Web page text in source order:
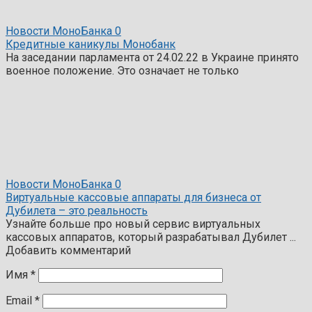
Новости МоноБанка 0
Кредитные каникулы Монобанк
На заседании парламента от 24.02.22 в Украине принято
военное положение. Это означает не только
Новости МоноБанка 0
Виртуальные кассовые аппараты для бизнеса от
Дубилета – это реальность
Узнайте больше про новый сервис виртуальных
кассовых аппаратов, который разрабатывал Дубилет ...
Добавить комментарий
Имя *
Email *